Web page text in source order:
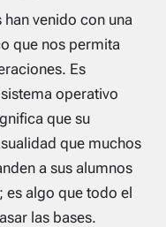
venido con una
que nos permita
Es
operativo
que su
que muchos
a sus alumnos
es algo que todo el
las bases.